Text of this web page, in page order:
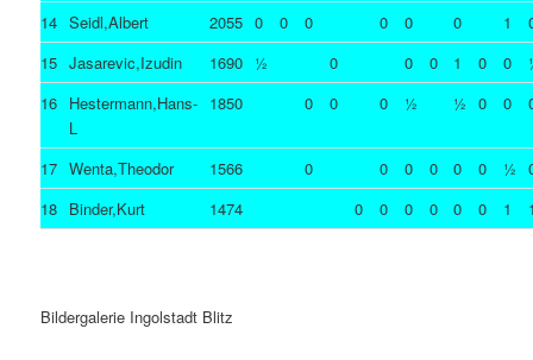
14 Seidl,Albert 2055 0 0 0 0 0 0 1
15 Jasarevic,Izudin 1690 ½ 0 0 0 1 0 0
16 Hestermann,Hans-
L
1850 0 0 0 ½ ½ 0 0
17 Wenta,Theodor 1566 0 0 0 0 0 0 ½
18 Binder,Kurt 1474 0 0 0 0 0 0 1
Bildergalerie Ingolstadt Blitz